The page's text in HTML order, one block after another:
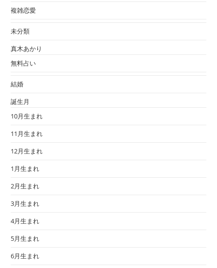
複雑恋愛
未分類
真木あかり
無料占い
結婚
誕生月
10月生まれ
11月生まれ
12月生まれ
1月生まれ
2月生まれ
3月生まれ
4月生まれ
5月生まれ
6月生まれ